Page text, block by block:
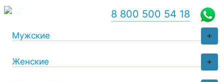
+
Мужские
+
Женские
8 800 500 54 18